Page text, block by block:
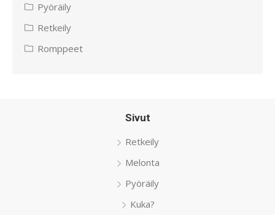
Pyöräily
Retkeily
Romppeet
Sivut
Retkeily
Melonta
Pyöräily
Kuka?